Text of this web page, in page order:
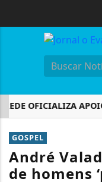
OFICIALIZA
EM ALTA
GOSPEL
André
de homens